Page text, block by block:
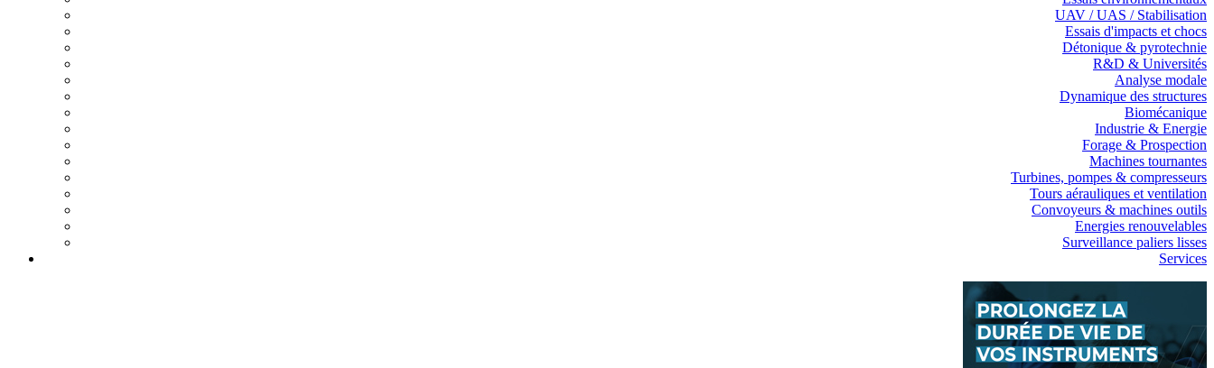
UAV / UAS / Stabilisation
Essais d'impacts et chocs
Détonique & pyrotechnie
R&D & Universités
Analyse modale
Dynamique des structures
Biomécanique
Industrie & Energie
Forage & Prospection
Machines tournantes
Turbines, pompes & compresseurs
Tours aérauliques et ventilation
Convoyeurs & machines outils
Energies renouvelables
Surveillance paliers lisses
Services